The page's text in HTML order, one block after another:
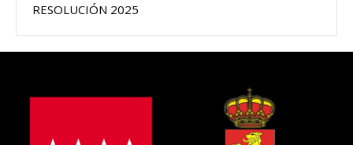
RESOLUCIÓN 2025